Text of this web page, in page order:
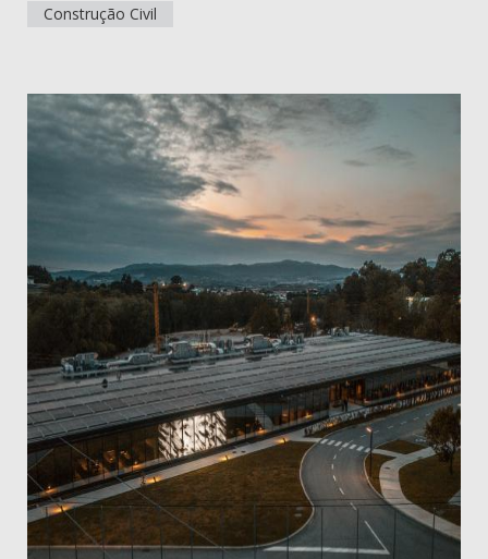
Construção Civil